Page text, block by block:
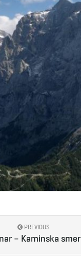
PREVIOUS
– Kaminska smer